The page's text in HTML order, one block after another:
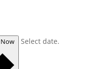
Now Select date.